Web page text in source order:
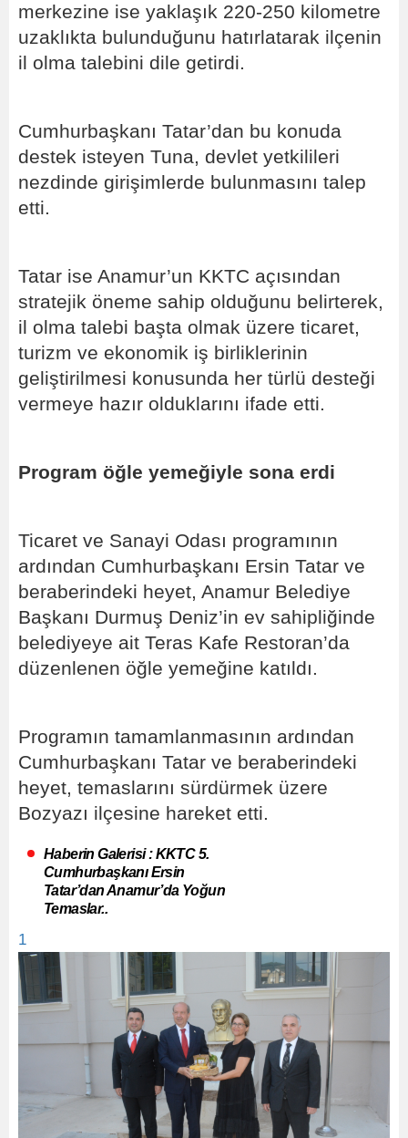
merkezine ise yaklaşık 220-250 kilometre
uzaklıkta bulunduğunu hatırlatarak ilçenin
il olma talebini dile getirdi.
Cumhurbaşkanı Tatar’dan bu konuda
destek isteyen Tuna, devlet yetkilileri
nezdinde girişimlerde bulunmasını talep
etti.
Tatar ise Anamur’un KKTC açısından
stratejik öneme sahip olduğunu belirterek,
il olma talebi başta olmak üzere ticaret,
turizm ve ekonomik iş birliklerinin
geliştirilmesi konusunda her türlü desteği
vermeye hazır olduklarını ifade etti.
Program öğle yemeğiyle sona erdi
Ticaret ve Sanayi Odası programının
ardından Cumhurbaşkanı Ersin Tatar ve
beraberindeki heyet, Anamur Belediye
Başkanı Durmuş Deniz’in ev sahipliğinde
belediyeye ait Teras Kafe Restoran’da
düzenlenen öğle yemeğine katıldı.
Programın tamamlanmasının ardından
Cumhurbaşkanı Tatar ve beraberindeki
heyet, temaslarını sürdürmek üzere
Bozyazı ilçesine hareket etti.
Haberin Galerisi : KKTC 5.
Cumhurbaşkanı Ersin
Tatar’dan Anamur’da Yoğun
Temaslar..
1